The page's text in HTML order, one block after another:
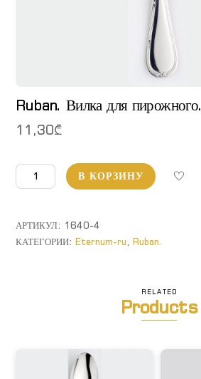
Ruban. Вилка для пирожного.
11,30₾
Количество
товара
Вилка
для
В КОРЗИНУ
АРТИКУЛ: 1640-4
КАТЕГОРИИ:Eternum-ru,Ruban.
RELATED
Products